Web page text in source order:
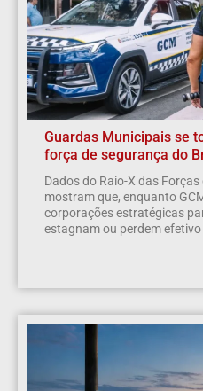
Guardas Municipais se
força de segurança do
Dados do Raio-X das
mostram que, enquanto
corporações estratégicas
estagnam ou perdem